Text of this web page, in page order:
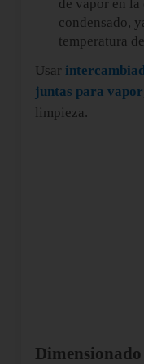
de vapor en
condensado,
temperatura
Usar
juntas para vapor
limpieza.